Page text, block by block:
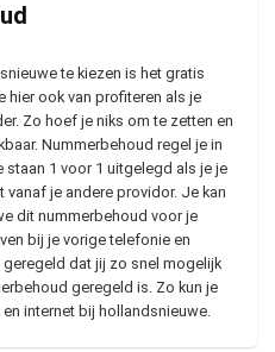
te kiezen is het gratis
hier ook van profiteren als je
Zo hoef je niks om te zetten en
Nummerbehoud regel je in
1 voor 1 uitgelegd als je je
je andere providor. Je kan
dit nummerbehoud voor je
bij je vorige telefonie en
dat jij zo snel mogelijk
geregeld is. Zo kun je
internet bij hollandsnieuwe.